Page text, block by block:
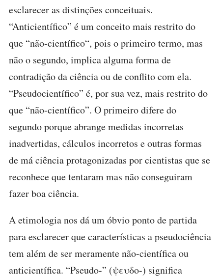
esclarecer as distinções conceituais.
“Anticientífico” é um conceito mais restrito do
que “não-científico“, pois o primeiro termo, mas
não o segundo, implica alguma forma de
contradição da ciência ou de conflito com ela.
“Pseudocientífico” é, por sua vez, mais restrito do
que “não-científico”. O primeiro difere do
segundo porque abrange medidas incorretas
inadvertidas, cálculos incorretos e outras formas
de má ciência protagonizadas por cientistas que se
reconhece que tentaram mas não conseguiram
fazer boa ciência.
A etimologia nos dá um óbvio ponto de partida
para esclarecer que características a pseudociência
tem além de ser meramente não-científica ou
anticientífica. “Pseudo-” (ψευδο-) significa